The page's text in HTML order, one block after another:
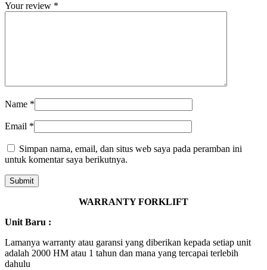
Your review *
Name *
Email *
Simpan nama, email, dan situs web saya pada peramban ini
untuk komentar saya berikutnya.
WARRANTY FORKLIFT
Unit Baru :
Lamanya warranty atau garansi yang diberikan kepada setiap unit
adalah 2000 HM atau 1 tahun dan mana yang tercapai terlebih
dahulu